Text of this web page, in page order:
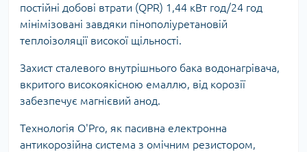
постійні добові втрати (QPR) 1,44 кВт год/24 год
мінімізовані завдяки пінополіуретановій
теплоізоляції високої щільності.
Захист сталевого внутрішнього бака водонагрівача,
вкритого високоякісною емаллю, від корозії
забезпечує магнієвий анод.
Технологія O'Pro, як пасивна електронна
антикорозійна система з омічним резистором,